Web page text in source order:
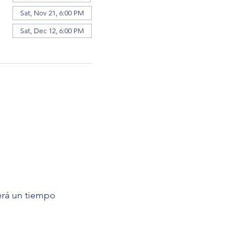
Sat, Nov 21, 6:00 PM
Sat, Dec 12, 6:00 PM
un tiempo